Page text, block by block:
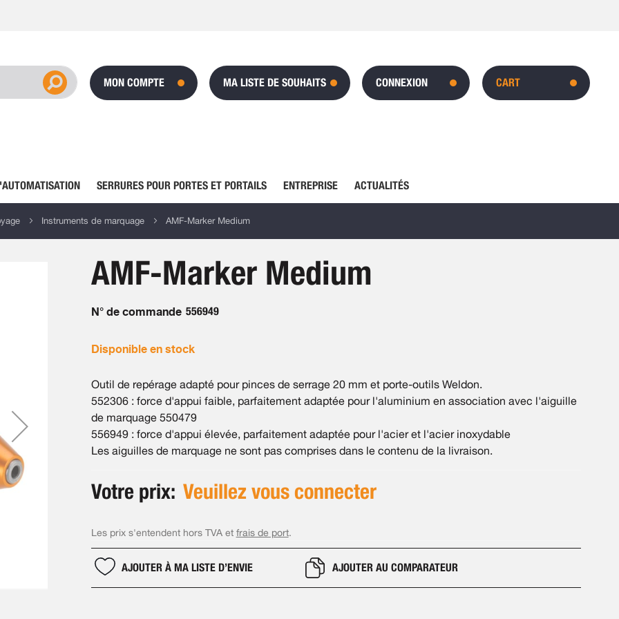
CART
MON COMPTE MA LISTE DE SOUHAITS CONNEXION
SERRURES POUR PORTES ET PORTAILS ENTREPRISE ACTUALITÉS
Instruments de marquage AMF-Marker Medium
AMF-Marker Medium
N° de commande 556949
Disponible en stock
Outil de repérage adapté pour pinces de serrage 20 mm et porte-outils Weldon.
552306 : force d'appui faible, parfaitement adaptée pour l'aluminium en association avec l'aiguille
de marquage 550479
556949 : force d'appui élevée, parfaitement adaptée pour l'acier et l'acier inoxydable
Les aiguilles de marquage ne sont pas comprises dans le contenu de la livraison.
Votre prix: Veuillez vous connecter
Les prix s'entendent hors TVA et frais de port.
AJOUTER À MA LISTE D’ENVIE AJOUTER AU COMPARATEUR